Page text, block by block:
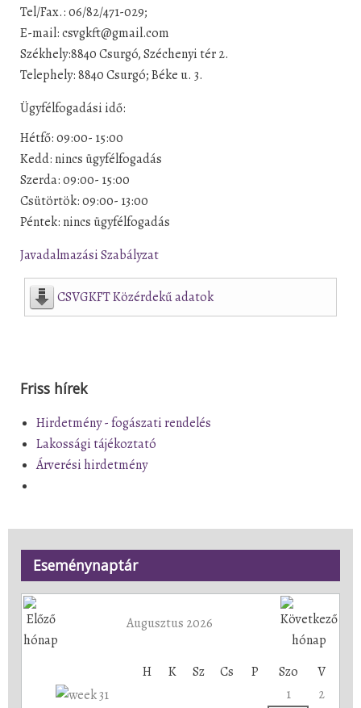
Tel/Fax.: 06/82/471-029;
E-mail: csvgkft@gmail.com
Székhely:8840 Csurgó, Széchenyi tér 2.
Telephely: 8840 Csurgó; Béke u. 3.
Ügyfélfogadási idő:
Hétfő: 09:00- 15:00
Kedd: nincs ügyfélfogadás
Szerda: 09:00- 15:00
Csütörtök: 09:00- 13:00
Péntek: nincs ügyfélfogadás
Javadalmazási Szabályzat
CSVGKFT Közérdekű adatok
Friss hírek
Hirdetmény - fogászati rendelés
Lakossági tájékoztató
Árverési hirdetmény
Eseménynaptár
Augusztus 2026
H K Sz Cs P Szo
V
1
2